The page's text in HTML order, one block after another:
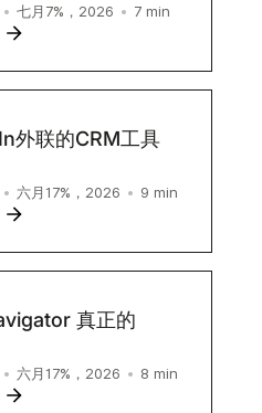
• 七月7%，2026 • 7 min
外联的CRM工具
• 六月17%，2026 • 9 min
真正的
• 六月17%，2026 • 8 min